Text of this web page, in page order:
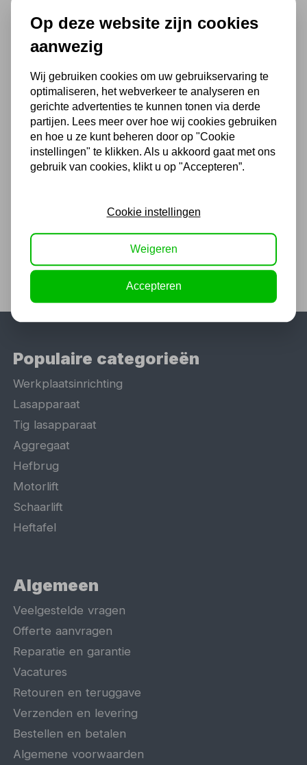
CLIMAMEISTER MCR 60 GC
598,95
495,00 excl. BTW
INDUSTRIËLE BOUWDROGER
PE 90L/DAG MET POMP
849,00 excl. BTW
Populaire categorieën
Werkplaatsinrichting
Lasapparaat
Tig lasapparaat
Aggregaat
Hefbrug
Motorlift
Schaarlift
Heftafel
Algemeen
Veelgestelde vragen
Offerte aanvragen
Reparatie en garantie
Vacatures
Retouren en teruggave
Verzenden en levering
Bestellen en betalen
Algemene voorwaarden
Op deze website zijn cookies
aanwezig
Wij gebruiken cookies om uw gebruikservaring te
optimaliseren, het webverkeer te analyseren en
gerichte advertenties te kunnen tonen via derde
partijen. Lees meer over hoe wij cookies gebruiken
en hoe u ze kunt beheren door op "Cookie
instellingen" te klikken. Als u akkoord gaat met ons
gebruik van cookies, klikt u op "Accepteren”.
Cookie instellingen
Weigeren
Accepteren